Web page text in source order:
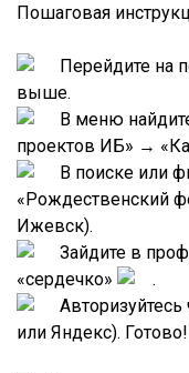
Пошаговая
Перейдите на
выше.
В меню
проектов ИБ» →
В поиске или
«Рождественский
Ижевск).
Зайдите в
«сердечко»
.
или Яндекс).